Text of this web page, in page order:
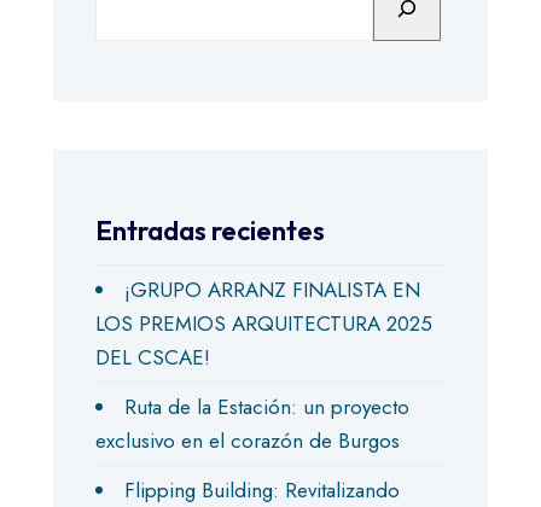
Entradas recientes
¡GRUPO ARRANZ FINALISTA EN
LOS PREMIOS ARQUITECTURA 2025
DEL CSCAE!
Ruta de la Estación: un proyecto
exclusivo en el corazón de Burgos
Flipping Building: Revitalizando